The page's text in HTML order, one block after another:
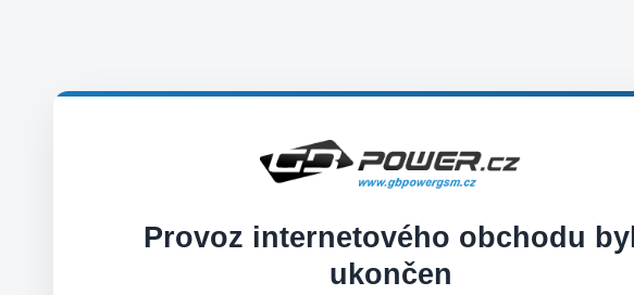
Provoz internetového obchodu
ukončen